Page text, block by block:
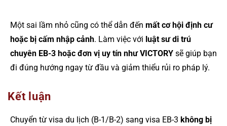
Một sai lầm nhỏ cũng có thể dẫn đến mất cơ hội định cư
hoặc bị cấm nhập cảnh. Làm việc với luật sư di trú
chuyên EB-3 hoặc đơn vị uy tín như VICTORY sẽ giúp bạn
đi đúng hướng ngay từ đầu và giảm thiểu rủi ro pháp lý.
Kết luận
Chuyển từ visa du lịch (B-1/B-2) sang visa EB-3 không bị